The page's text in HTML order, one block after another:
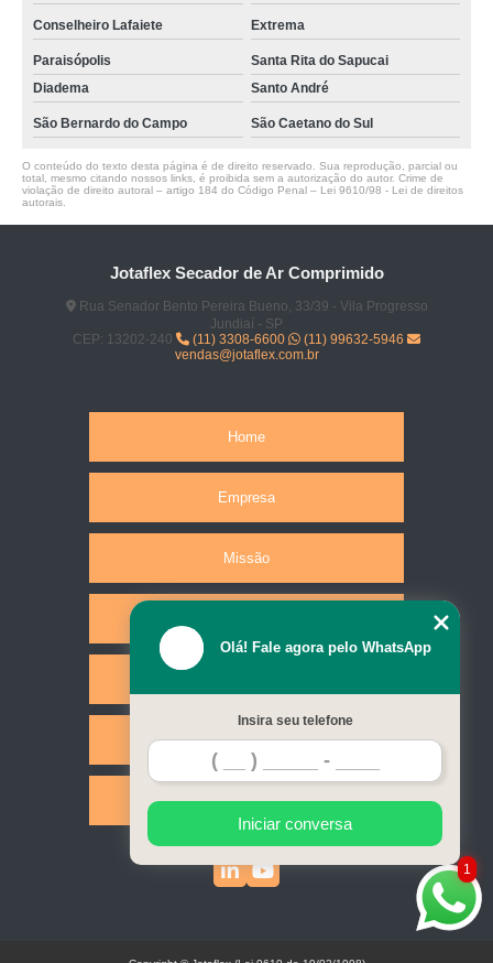
Conselheiro Lafaiete Extrema
Paraisópolis
Santa Rita do Sapucai
Diadema
Santo André
São Bernardo do Campo São Caetano do Sul
O conteúdo do texto desta página é de direito reservado. Sua reprodução, parcial ou
total, mesmo citando nossos links, é proibida sem a autorização do autor. Crime de
violação de direito autoral – artigo 184 do Código Penal – Lei 9610/98 - Lei de direitos
autorais
Jotaflex Secador de Ar Comprimido
Rua Senador Bento Pereira Bueno, 33/39 - Vila Progresso
Jundiaí - SP
CEP: 13202-240
(11) 3308-6600
(11) 99632-5946
vendas@jotaflex.com.br
Home
Empresa
Missão
Contato
Mapa do site
1
Olá! Fale agora pelo WhatsApp
Insira seu telefone
Iniciar conversa